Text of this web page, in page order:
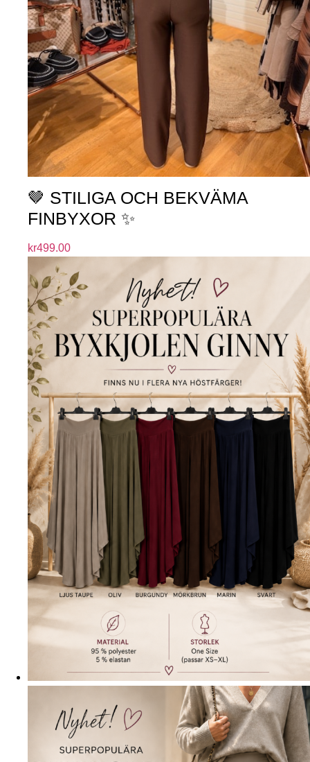
🤎 STILIGA OCH BEKVÄMA
FINBYXOR ✨
kr499.00